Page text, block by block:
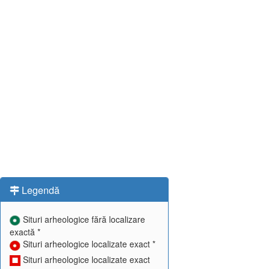
Legendă
Situri arheologice fără localizare
exactă *
Situri arheologice localizate exact *
Situri arheologice localizate exact